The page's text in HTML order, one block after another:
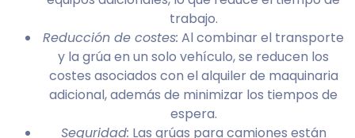
trabajo.
Reducción de costes: Al combinar el transporte
y la grúa en un solo vehículo, se reducen los
costes asociados con el alquiler de maquinaria
adicional, además de minimizar los tiempos de
espera.
Seguridad: Las grúas para camiones están